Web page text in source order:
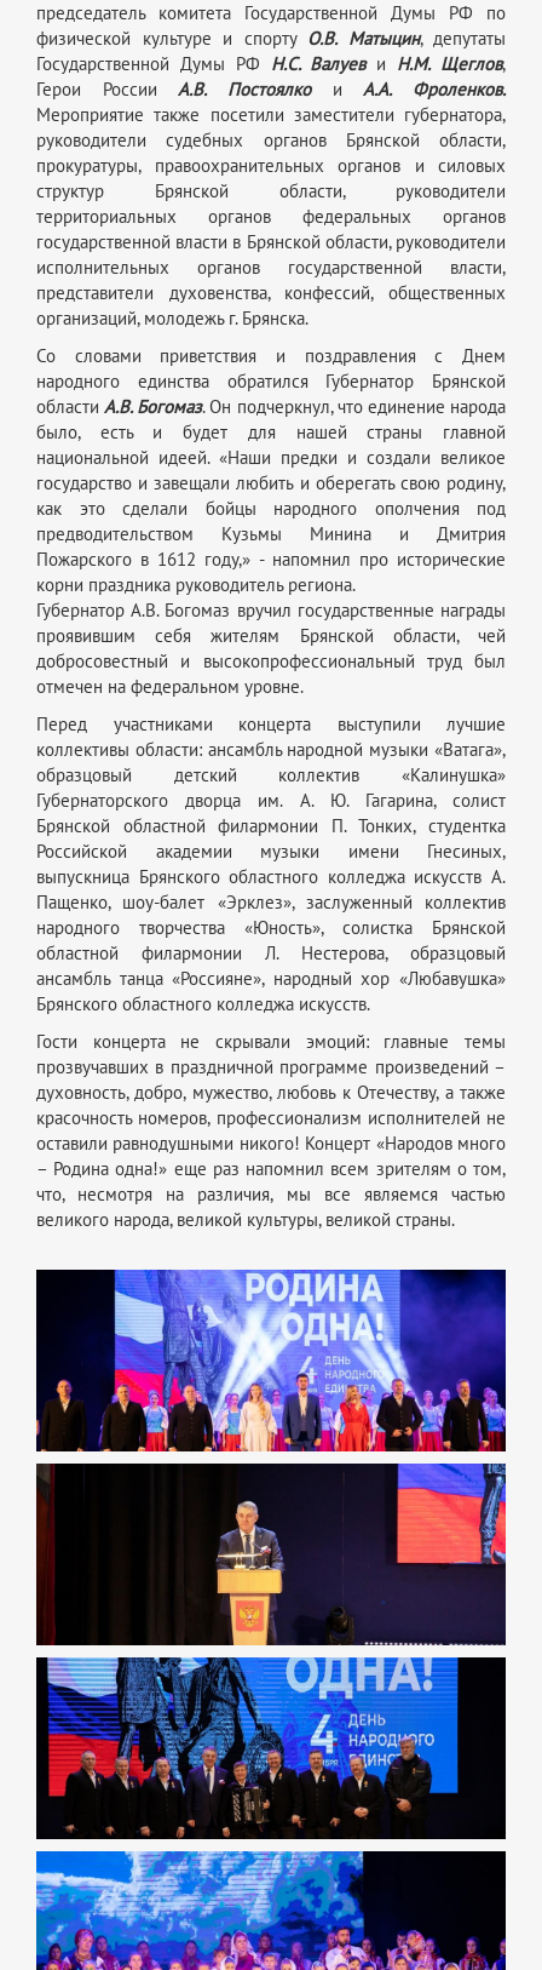
председатель комитета Государственной Думы РФ по
физической культуре и спорту О.В. Матыцин, депутаты
Государственной Думы РФ Н.С. Валуеви Н.М. Щеглов,
Герои РоссииА.В. ПостоялкоиА.А. Фроленков.
Мероприятие также посетили заместители губернатора,
руководители судебных органов Брянской области,
прокуратуры, правоохранительных органов и силовых
структур Брянской области, руководители
территориальных органов федеральных органов
государственной власти в Брянской области, руководители
исполнительных органов государственной власти,
представители духовенства, конфессий, общественных
организаций, молодежь г. Брянска.
Со словами приветствия и поздравления с Днем
народного единства обратился Губернатор Брянской
областиА.В. Богомаз. Он подчеркнул, что единение народа
было, есть и будет для нашей страны главной
национальной идеей. «Наши предки и создали великое
государство и завещали любить и оберегать свою родину,
как это сделали бойцы народного ополчения под
предводительством Кузьмы Минина и Дмитрия
Пожарского в 1612 году,» - напомнил про исторические
корни праздника руководитель региона.
Губернатор А.В. Богомаз вручил государственные награды
проявившим себя жителям Брянской области, чей
добросовестный и высокопрофессиональный труд был
отмечен на федеральном уровне.
Перед участниками концерта выступили лучшие
коллективы области: ансамбль народной музыки «Ватага»,
образцовый детский коллектив «Калинушка»
Губернаторского дворца им. А. Ю. Гагарина, солист
Брянской областной филармонии П. Тонких, студентка
Российской академии музыки имени Гнесиных,
выпускница Брянского областного колледжа искусств А.
Пащенко, шоу-балет «Эрклез», заслуженный коллектив
народного творчества «Юность», солистка Брянской
областной филармонии Л. Нестерова, образцовый
ансамбль танца «Россияне», народный хор «Любавушка»
Брянского областного колледжа искусств.
Гости концерта не скрывали эмоций: главные темы
прозвучавших в праздничной программе произведений –
духовность, добро, мужество, любовь к Отечеству, а также
красочность номеров, профессионализм исполнителей не
оставили равнодушными никого! Концерт «Народов много
– Родина одна!» еще раз напомнил всем зрителям о том,
что, несмотря на различия, мы все являемся частью
великого народа, великой культуры, великой страны.